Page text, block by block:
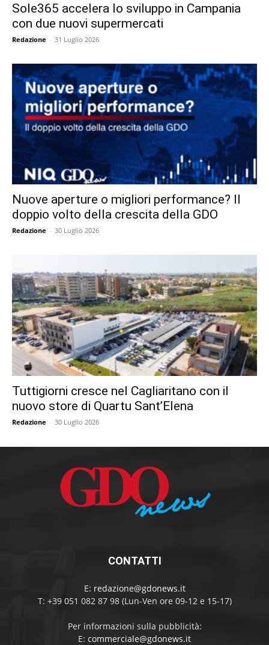
Sole365 accelera lo sviluppo in Campania
con due nuovi supermercati
Redazione - 31 Luglio 2026
Nuove aperture o migliori performance? Il
doppio volto della crescita della GDO
Redazione - 30 Luglio 2026
Tuttigiorni cresce nel Cagliaritano con il
nuovo store di Quartu Sant’Elena
Redazione - 30 Luglio 2026
CONTATTI
E: redazione@gdonews.it
T: +39 051 082 87 98 (Lun-Ven ore 09-12 e 15-17)
Per informazioni sulla pubblicità:
E: commerciale@gdonews.it